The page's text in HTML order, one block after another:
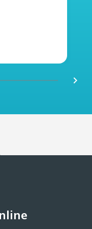
navigate_next